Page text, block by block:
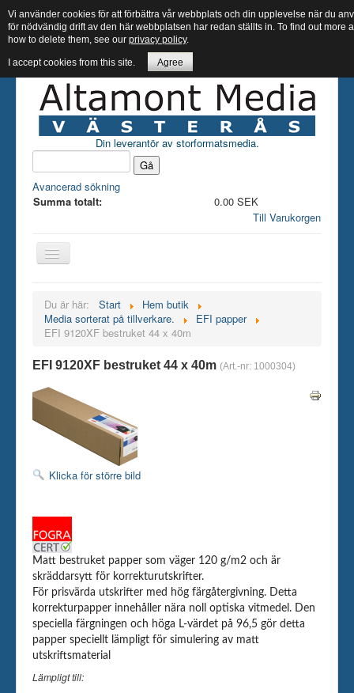
Din leverantör av storformatsmedia.
Avancerad sökning
Summa totalt:
0.00 SEK
Till Varukorgen
Bläck
Skrivare
Tillbehör
Kontakt oss
Du är här: Start
Hem butik
Media sorterat på tillverkare.
EFI papper
EFI 9120XF bestruket 44 x 40m
EFI 9120XF bestruket 44 x 40m (Art.-nr: 1000304)
Klicka för större bild
Matt bestruket papper som väger 120 g/m2 och är
skräddarsytt för korrekturutskrifter.
För prisvärda utskrifter med hög färgåtergivning. Detta
korrekturpapper innehåller nära noll optiska vitmedel. Den
speciella färgningen och höga L-värdet på 96,5 gör detta
papper speciellt lämpligt för simulering av matt
utskriftsmaterial
Lämpligt till:
Vi använder cookies för att förbättra vår webbplats och din upplevelse när du
för nödvändig drift av den här webbplatsen har redan ställts in. To find out more
how to delete them, see our privacy policy.
I accept cookies from this site. Agree